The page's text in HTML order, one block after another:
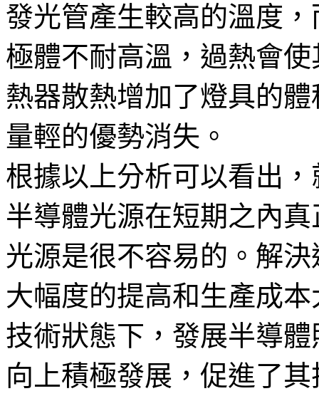
發光管產生較高的溫度
極體不耐高溫，過熱會
熱器散熱增加了燈具的
量輕的優勢消失。
根據以上分析可以看出
半導體光源在短期之內
光源是很不容易的。解
大幅度的提高和生產成
技術狀態下，發展半導
向上積極發展，促進了